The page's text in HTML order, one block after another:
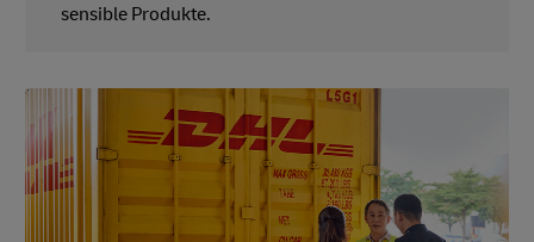
sensible Produkte.